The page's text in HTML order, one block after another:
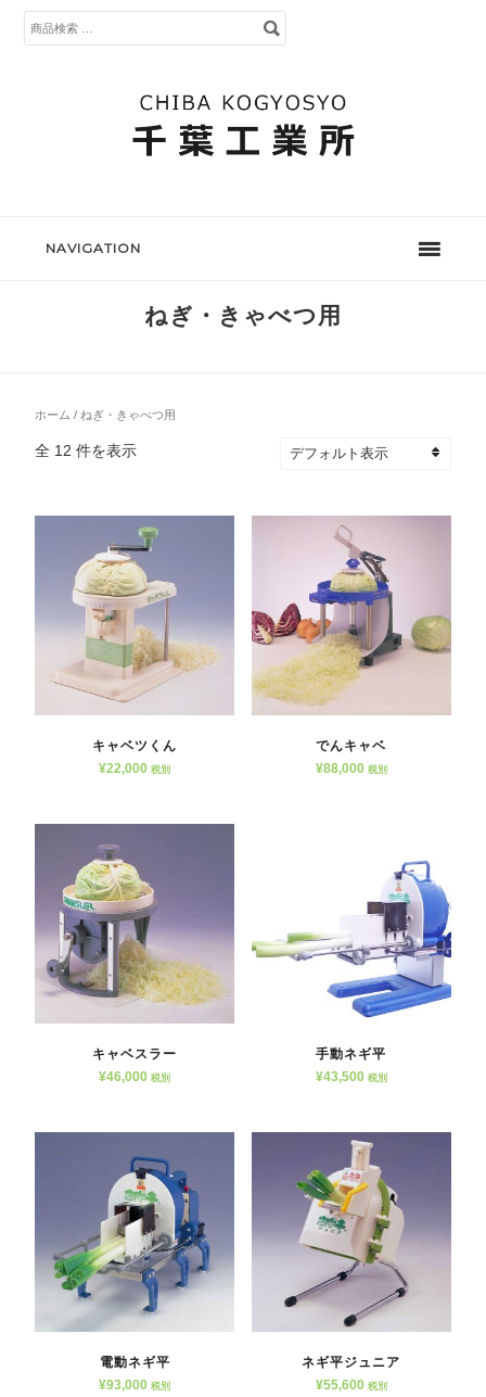
検
索
NAVIGATION
ねぎ・きゃべつ用
ホーム / ねぎ・きゃべつ用
全 12 件を表示
キャベツくん
¥22,000 税別
でんキャベ
¥88,000 税別
キャベスラー
¥46,000 税別
手動ネギ平
¥43,500 税別
電動ネギ平
¥93,000 税別
ネギ平ジュニア
¥55,600 税別